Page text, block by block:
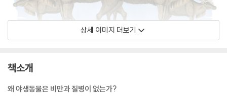
상세 이미지 더보기
책소개
왜 야생동물은 비만과 질병이 없는가?